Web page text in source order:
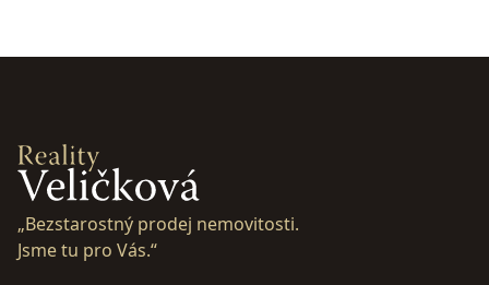
„Bezstarostný prodej nemovitosti.
Jsme tu pro Vás.“